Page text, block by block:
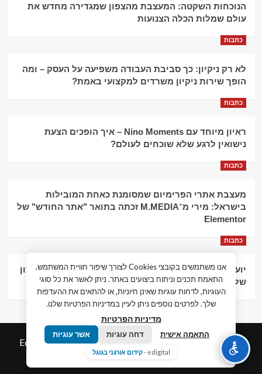
הנוכחות השקטה: המעצבת מהצפון שמגדירה מחדש את
עולם שמלות הכלה הצנועות
כתבות
לא רק ניקיון: כך סביבת העבודה משפיעה על העסק – ומה
הופך שירות ניקיון משרדים למקצועי באמת?
כתבות
ראיון מיוחד עם Nino Moments – איך הופכים הצעת
נישואין לרגע שלא שוכחים לעולם?
כתבות
מעצבת אתרי הפרימיום שמסומנת כאחת המובילות
בישראל: מירי מ־M.MEDIA זכתה בתואר "אתר החודש" של
Elementor
כתבות
יועץ עסקי וליווי פיננסי – הדרך לצמיחה כלכלית וניהול נכון
של העסק
© כל הזכויות שמורות חדשות המאה ה-21 |
Edigital.co.ilby
אלימלך דיגיטל.
אנו משתמשים בקובצי Cookies לצורך שיפור חוויית המשתמש,
התאמת תכנים וניתוח ביצועים באתר. ניתן לאשר את כל סוגי
העוגיות, לדחות עוגיות שאינן חיוניות, או להתאים את ההעדפות
שלך. לפרטים נוספים ניתן לעיין במדיניות הפרטיות שלנו.
מדיניות הפרטיות
התאמה אישית דחה עוגיות אשר עוגיות
edigital - קידום אורגני בגוגל